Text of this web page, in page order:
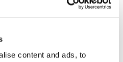
content and ads, to
i crediti prelatizi e di
maggiore.